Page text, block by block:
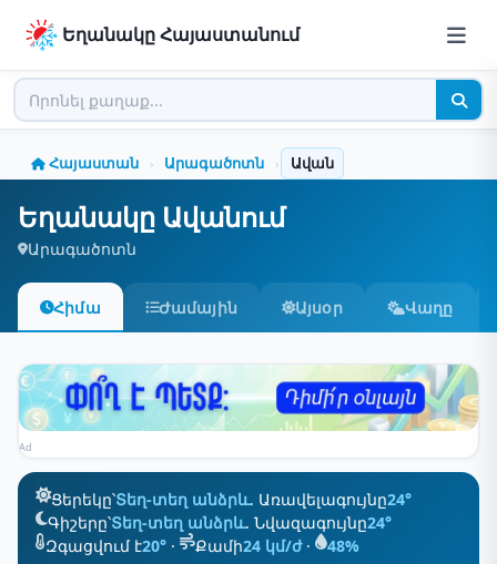
Եղանակը Հայաստանում
Հայաստան › Արագածոտն › Ավան
Եղանակը Ավանում
Արագածոտն
Հիմա Ժամային Այսօր Վաղը
Ad
Ցերեկը՝Տեղ-տեղ անձրև. Առավելագույնը24°
Գիշերը՝Տեղ-տեղ անձրև. Նվազագույնը24°
Զգացվում է20° · Քամի24 կմ/ժ· 48%